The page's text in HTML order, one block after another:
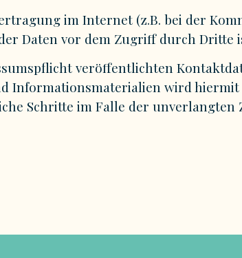
im Internet (z.B. bei der
Daten vor dem Zugriff durch Dritte
veröffentlichten
Informationsmaterialien wird
Schritte im Falle der